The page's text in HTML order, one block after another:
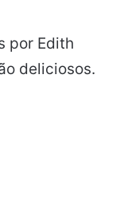
por Edith
deliciosos.